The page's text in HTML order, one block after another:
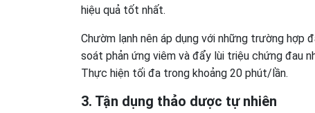
hiệu quả tốt nhất.
Chườm lạnh nên áp dụng với những trường hợp
soát phản ứng viêm và đẩy lùi triệu chứng đau
Thực hiện tối đa trong khoảng 20 phút/lần.
3. Tận dụng thảo dược tự nhiên